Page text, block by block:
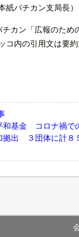
紙バチカン支局長）
カン「広報のため
コ内の引用文は要
和基金 コロナ禍で
拠出 ３団体に計８